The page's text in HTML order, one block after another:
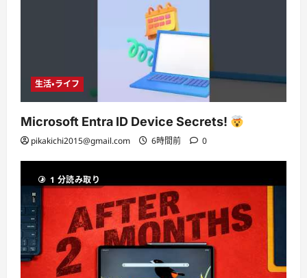
生活・ライフ
Microsoft Entra ID Device Secrets!
pikakichi2015@gmail.com 6時間前 0
1 分読み取り